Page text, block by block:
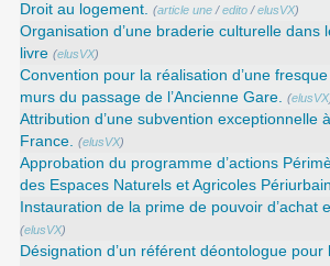
Droit au logement. (article une /edito /elusVX)
Organisation d’une braderie culturelle dans
livre (elusVX)
Convention pour la réalisation d’une
murs du passage de l’Ancienne Gare. (elusVX
Attribution d’une subvention exceptionnelle
France. (elusVX)
Approbation du programme d’actions
des Espaces Naturels et Agricoles
Instauration de la prime de pouvoir d’achat
(elusVX)
Désignation d’un référent déontologue pour